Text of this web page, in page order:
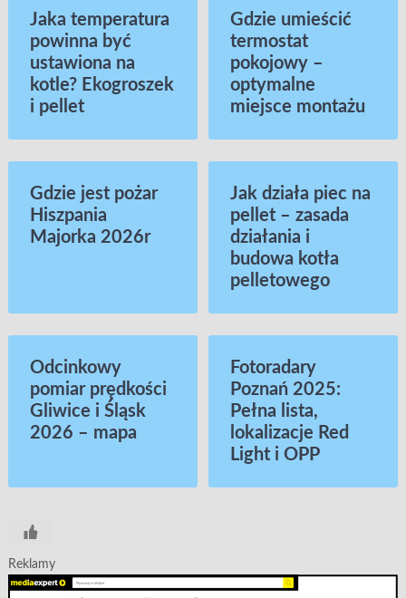
Jaka temperatura
powinna być
ustawiona na
kotle? Ekogroszek
i pellet
Gdzie umieścić
termostat
pokojowy –
optymalne
miejsce montażu
Gdzie jest pożar
Hiszpania
Majorka 2026r
Jak działa piec na
pellet – zasada
działania i
budowa kotła
pelletowego
Odcinkowy
pomiar prędkości
Gliwice i Śląsk
2026 – mapa
Fotoradary
Poznań 2025:
Pełna lista,
lokalizacje Red
Light i OPP
Reklamy